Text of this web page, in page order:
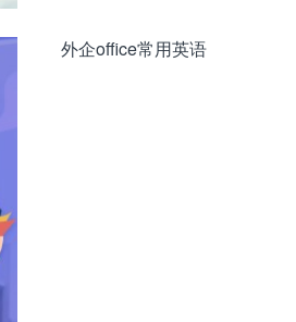
外企office常用英语